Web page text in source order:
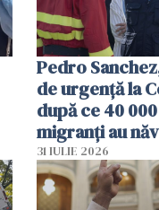
Pedro
de urgență la
după ce 40
migranți au
teritoriul
mobiliza toate
resursele"
31 IULIE 2026